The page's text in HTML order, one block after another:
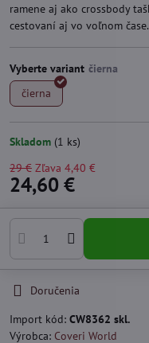
ramene aj ako crossbody
cestovaní aj vo voľnom čase.
Vyberte variant
čierna
Skladom (1 ks)
29 € Zľava 4,40 €
24,60 €
Doručenia
Import kód: CW8362 skl.
Výrobca: Coveri World